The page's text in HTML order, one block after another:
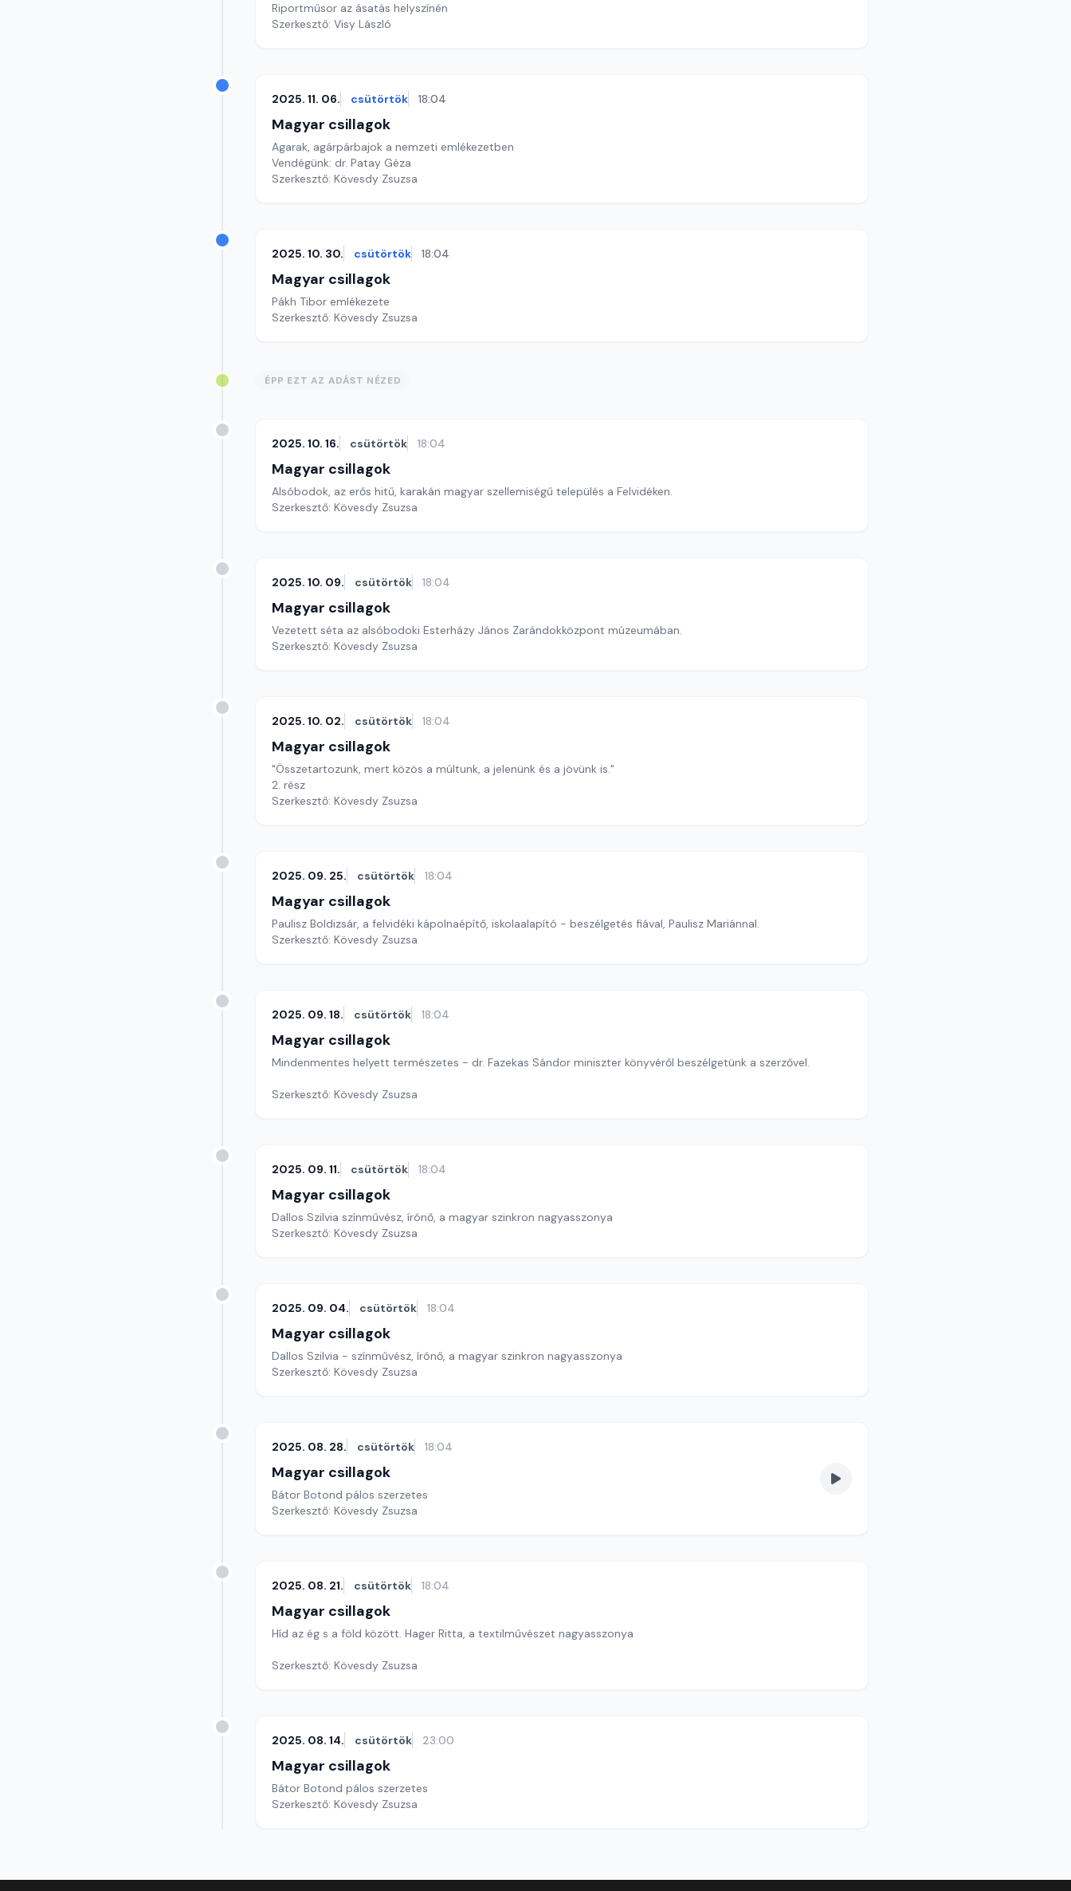
Riportműsor az ásatás helyszínén
Szerkesztő: Visy László
2025. 11. 06. csütörtök 18:04
Magyar csillagok
Agarak, agárpárbajok a nemzeti emlékezetben
Vendégünk: dr. Patay Géza
Szerkesztő: Kövesdy Zsuzsa
2025. 10. 30. csütörtök 18:04
Magyar csillagok
Pákh Tibor emlékezete
Szerkesztő: Kövesdy Zsuzsa
ÉPP EZT AZ ADÁST NÉZED
2025. 10. 16. csütörtök 18:04
Magyar csillagok
Alsóbodok, az erős hitű, karakán magyar szellemiségű település a Felvidéken.
Szerkesztő: Kövesdy Zsuzsa
2025. 10. 09. csütörtök 18:04
Magyar csillagok
Vezetett séta az alsóbodoki Esterházy János Zarándokközpont múzeumában.
Szerkesztő: Kövesdy Zsuzsa
2025. 10. 02. csütörtök 18:04
Magyar csillagok
"Összetartozunk, mert közös a múltunk, a jelenünk és a jövünk is."
2. rész
Szerkesztő: Kövesdy Zsuzsa
2025. 09. 25. csütörtök 18:04
Magyar csillagok
Paulisz Boldizsár, a felvidéki kápolnaépítő, iskolaalapító - beszélgetés fiával, Paulisz Mariánnal.
Szerkesztő: Kövesdy Zsuzsa
2025. 09. 18. csütörtök 18:04
Magyar csillagok
Mindenmentes helyett természetes - dr. Fazekas Sándor miniszter könyvéről beszélgetünk a szerzővel.
Szerkesztő: Kövesdy Zsuzsa
2025. 09. 11. csütörtök 18:04
Magyar csillagok
Dallos Szilvia színművész, írónő, a magyar szinkron nagyasszonya
Szerkesztő: Kövesdy Zsuzsa
2025. 09. 04. csütörtök 18:04
Magyar csillagok
Dallos Szilvia - színművész, írónő, a magyar szinkron nagyasszonya
Szerkesztő: Kövesdy Zsuzsa
2025. 08. 28. csütörtök 18:04
Magyar csillagok
Bátor Botond pálos szerzetes
Szerkesztő: Kövesdy Zsuzsa
2025. 08. 21. csütörtök 18:04
Magyar csillagok
Híd az ég s a föld között. Hager Ritta, a textilművészet nagyasszonya
Szerkesztő: Kövesdy Zsuzsa
2025. 08. 14. csütörtök 23:00
Magyar csillagok
Bátor Botond pálos szerzetes
Szerkesztő: Kövesdy Zsuzsa